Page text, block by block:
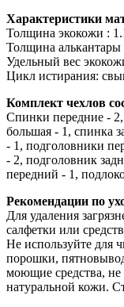
Характеристики
Толщина экокожи :
Толщина
Удельный вес
Цикл истирания:
Комплект чехлов
Спинки передние - 2,
большая - 1, спинка
- 1, подголовники
- 2, подголовник
передний - 1,
Рекомендации по
Для удаления
салфетки или
Не используйте для
порошки,
моющие средства, не
натуральной кожи.